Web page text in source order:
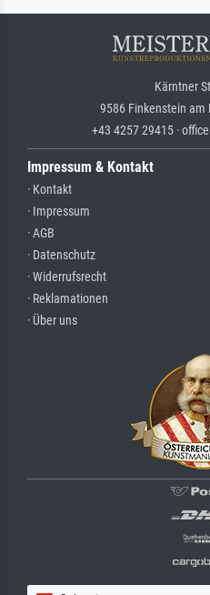
Kärntner
9586 Finkenstein am
+43 4257 29415 ·
Impressum & Kontakt
· Kontakt
· Impressum
· AGB
· Datenschutz
· Widerrufsrecht
· Reklamationen
· Über uns